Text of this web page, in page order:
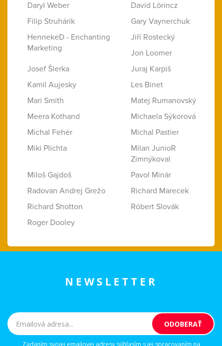
Daryl Weber
David Lörincz
Filip Struhárik
Gary Vaynerchuk
HennekeD - Enchanting
Marketing
Jiří Rostecký
Jon Loomer
Josef Šlerka
Juraj Karpiš
Kamil Aujesky
Les Binet
Mari Smith
Matej Rumanovský
Meera Kothand
Michaela Sýkorová
Michal Fehér
Michal Pastier
Miki Plichta
Milan JunioR
Zimnýkoval
Miloš Gajdoš
Pavol Minár
Radovan Andrej Grežo
Richard Marecek
Richard Shotton
Róbert Slovák
Roger Dooley
NEWSLETTER